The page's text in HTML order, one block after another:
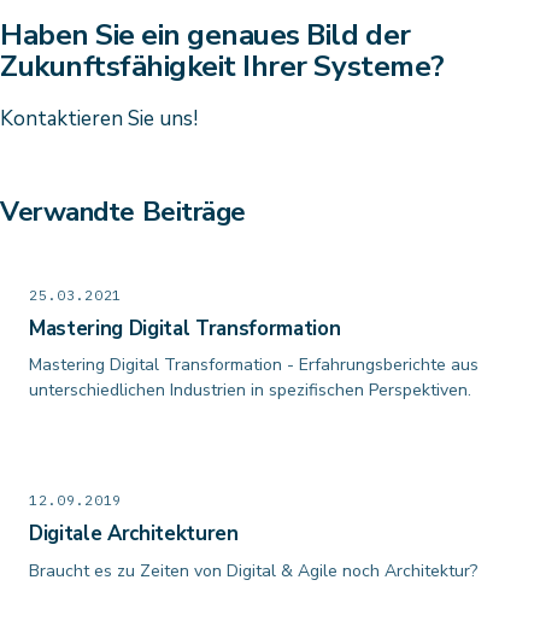
Haben Sie ein genaues Bild der
Zukunftsfähigkeit Ihrer Systeme?
Kontaktieren Sie uns!
Verwandte Beiträge
25.03.2021
Mastering Digital Transformation
Mastering Digital Transformation - Erfahrungsberichte aus
unterschiedlichen Industrien in spezifischen Perspektiven.
12.09.2019
Digitale Architekturen
Braucht es zu Zeiten von Digital & Agile noch Architektur?